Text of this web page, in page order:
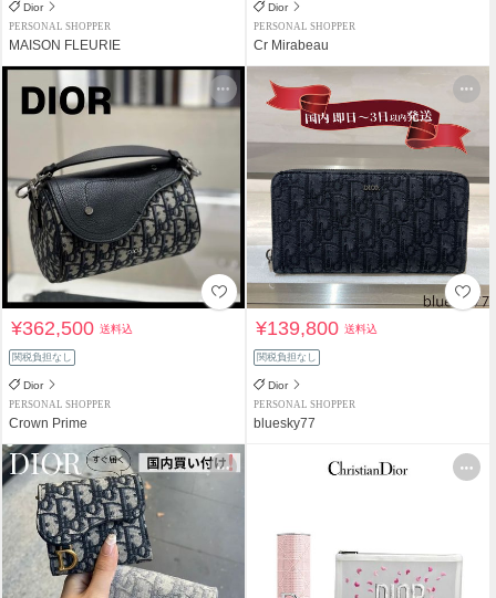
Dior
PERSONAL SHOPPER
MAISON FLEURIE
Dior
PERSONAL SHOPPER
Cr Mirabeau
¥362,500送料込
関税負担なし
Dior
PERSONAL SHOPPER
Crown Prime
¥139,800送料込
関税負担なし
Dior
PERSONAL SHOPPER
bluesky77